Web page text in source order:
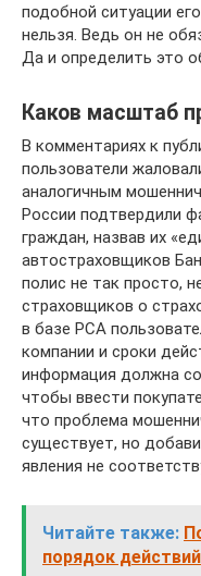
подобной ситуации
нельзя. Ведь он не
Да и определить это
Каков масштаб
В комментариях к
пользователи
аналогичным
России подтвердили
граждан, назвав их
автостраховщиков
полис не так просто,
страховщиков о
в базе РСА
компании и сроки
информация должна
чтобы ввести
что проблема
существует, но
явления не
Читайте также:
порядок действий